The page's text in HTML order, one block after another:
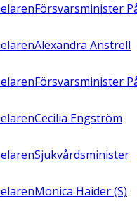
Försvarsminister
Alexandra Anstrell
Försvarsminister
Cecilia Engström
Sjukvårdsminister
Monica Haider (S)